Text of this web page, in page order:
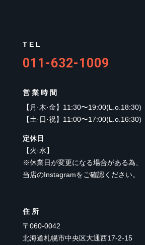
TEL
011-632-1009
営業時間
【 月·木·金】 11:30〜19:00(L.o.18:30)
【土·日·祝】 11:00〜17:00(L.o.16:30)
定休日
【火·水】
※休業日が変更になる場合がある為、
当店のInstagramをご確認ください。
住所
〒060-0042
北海道札幌市中央区大通西17-2-15